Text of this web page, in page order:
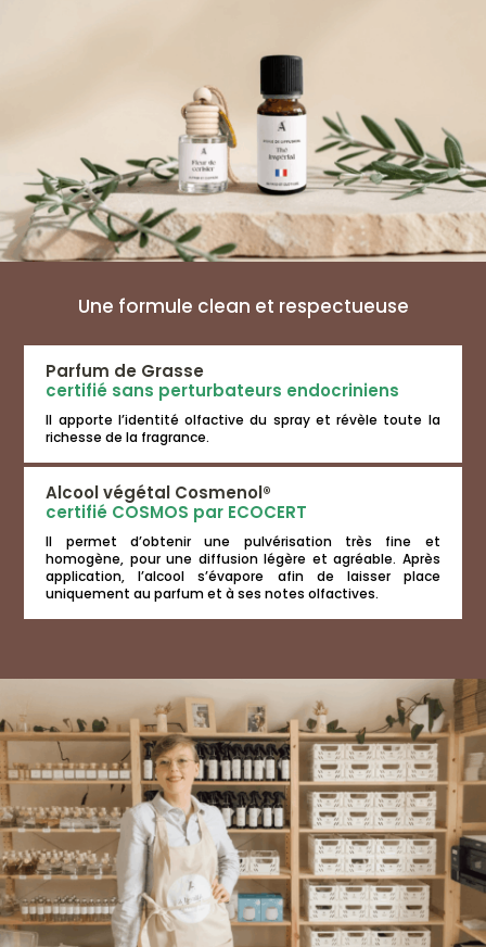
Une formule clean et respectueuse
Parfum de Grasse
certifié sans perturbateurs endocriniens
Il apporte l’identité olfactive du spray et révèle toute la
richesse de la fragrance.
Alcool végétal Cosmenol®
certifié COSMOS par ECOCERT
Il permet d’obtenir une pulvérisation très fine et
homogène, pour une diffusion légère et agréable. Après
application, l’alcool s’évapore afin de laisser place
uniquement au parfum et à ses notes olfactives.